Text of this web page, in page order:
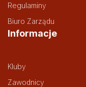
Regulaminy
Biuro Zarządu
Informacje
Kluby
Zawodnicy